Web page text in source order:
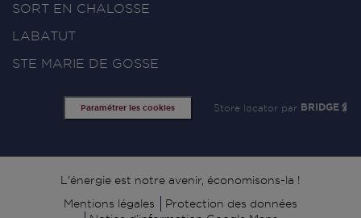
SORT EN CHALOSSE
LABATUT
STE MARIE DE GOSSE
Paramétrer les cookies Store locator par BRIDGE
Signature
L'énergie est notre avenir, économisons-la !
Mentions légales
Protection des données